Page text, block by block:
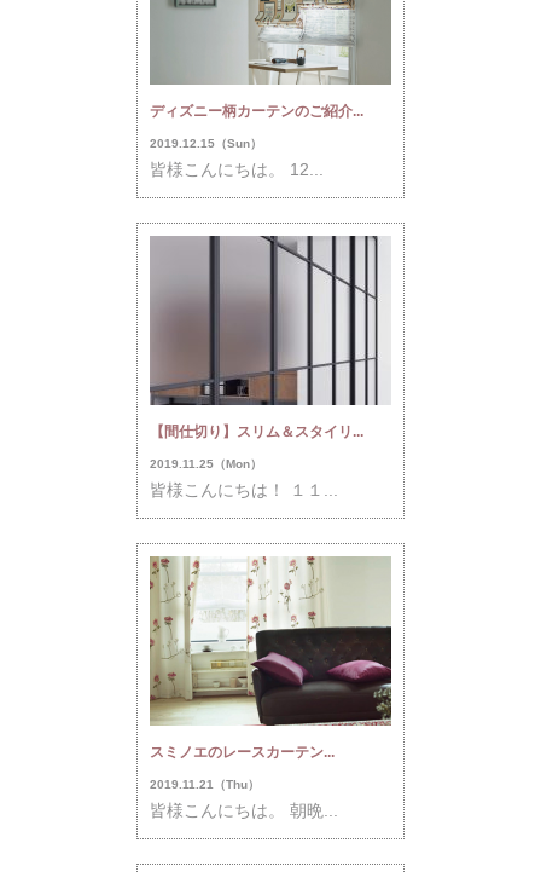
ディズニー柄カーテンのご紹介...
2019.12.15（Sun）
皆様こんにちは。 12...
【間仕切り】スリム＆スタイリ...
2019.11.25（Mon）
皆様こんにちは！ １１...
スミノエのレースカーテン...
2019.11.21（Thu）
皆様こんにちは。 朝晩...